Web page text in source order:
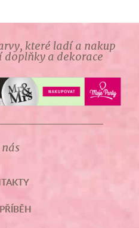
které ladí a nakup
a dekorace
nás